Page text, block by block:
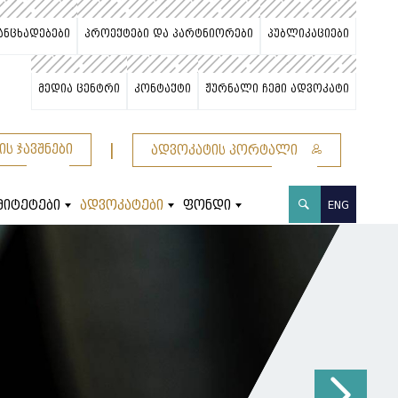
პროექტები და პარტნიორები პუბლიკაციები
მედია ცენტრი კონტაქტი ჟურნალი ჩემი ადვოკატი
ჯავშნები ადვოკატის პორტალი
ადვოკატები ფონდი ENG